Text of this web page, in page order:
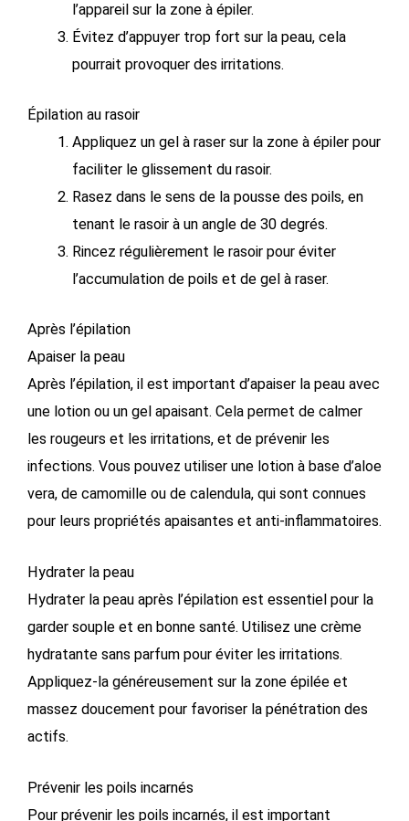
l’appareil sur la zone à épiler.
Évitez d’appuyer trop fort sur la peau, cela
pourrait provoquer des irritations.
Épilation au rasoir
Appliquez un gel à raser sur la zone à épiler pour
faciliter le glissement du rasoir.
Rasez dans le sens de la pousse des poils, en
tenant le rasoir à un angle de 30 degrés.
Rincez régulièrement le rasoir pour éviter
l’accumulation de poils et de gel à raser.
Après l’épilation
Apaiser la peau
Après l’épilation, il est important d’apaiser la peau avec
une lotion ou un gel apaisant. Cela permet de calmer
les rougeurs et les irritations, et de prévenir les
infections. Vous pouvez utiliser une lotion à base d’aloe
vera, de camomille ou de calendula, qui sont connues
pour leurs propriétés apaisantes et anti-inflammatoires.
Hydrater la peau
Hydrater la peau après l’épilation est essentiel pour la
garder souple et en bonne santé. Utilisez une crème
hydratante sans parfum pour éviter les irritations.
Appliquez-la généreusement sur la zone épilée et
massez doucement pour favoriser la pénétration des
actifs.
Prévenir les poils incarnés
Pour prévenir les poils incarnés, il est important